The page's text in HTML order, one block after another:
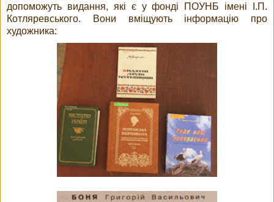
допоможуть видання, які є у фонді ПОУНБ імені І.П.
Котляревського. Вони вміщують інформацію про
художника: